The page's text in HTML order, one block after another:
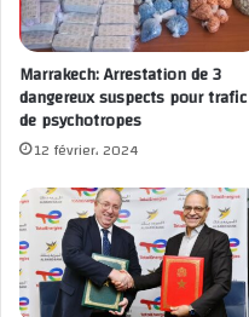
Marrakech: Arrestation de 3
dangereux suspects pour trafic
de psychotropes
12 février، 2024